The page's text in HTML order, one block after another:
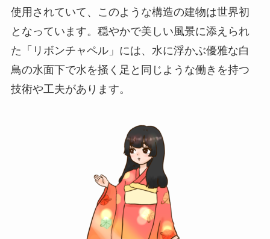
使用されていて、このような構造の建物は世界初
となっています。穏やかで美しい風景に添えられ
た「リボンチャペル」には、水に浮かぶ優雅な白
鳥の水面下で水を掻く足と同じような働きを持つ
技術や工夫があります。